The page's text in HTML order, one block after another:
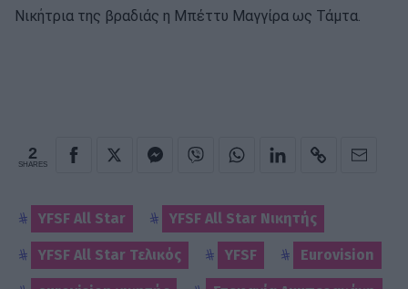
Νικήτρια της βραδιάς η Μπέττυ Μαγγίρα ως Τάμτα.
2
SHARES
YFSF All Star YFSF All Star Νικητής
YFSF All Star Τελικός YFSF Eurovision